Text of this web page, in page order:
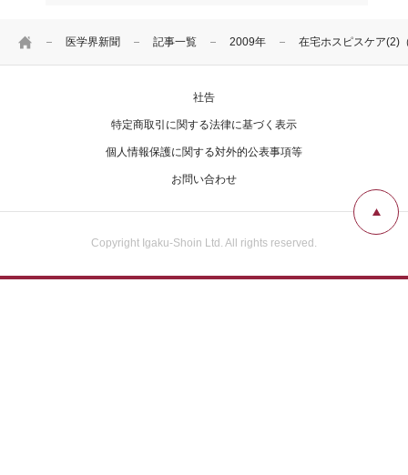
HOME 医学界新聞 記事一覧 2009年 在宅ホスピスケア(2)
社告
特定商取引に関する法律に基づく表示
個人情報保護に関する対外的公表事項等
お問い合わせ
Copyright Igaku-Shoin Ltd. All rights reserved.